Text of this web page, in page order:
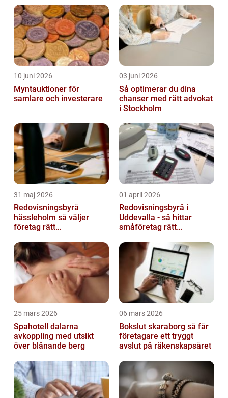
fatta informerade beslut på
aktiemarknaden...
10 juni 2026
Myntauktioner för
samlare och investerare
03 juni 2026
Så optimerar du dina
chanser med rätt advokat
i Stockholm
31 maj 2026
Redovisningsbyrå
hässleholm så väljer
företag rätt
01 april 2026
Redovisningsbyrå i
Uddevalla - så hittar
småföretag rätt
25 mars 2026
Spahotell dalarna
avkoppling med utsikt
över blånande berg
06 mars 2026
Bokslut skaraborg så får
företagare ett tryggt
avslut på räkenskapsåret